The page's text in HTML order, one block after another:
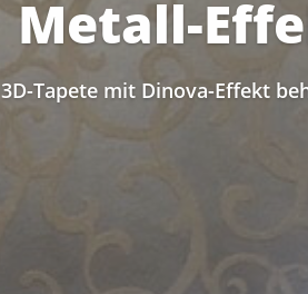
Metall-
3D-Tapete mit Dinova-Effekt